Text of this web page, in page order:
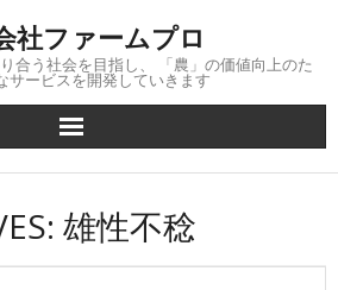
社ファームプロ
合う社会を目指し、 「農」の価値向上のた
サービスを開発していきます
雄性不稔